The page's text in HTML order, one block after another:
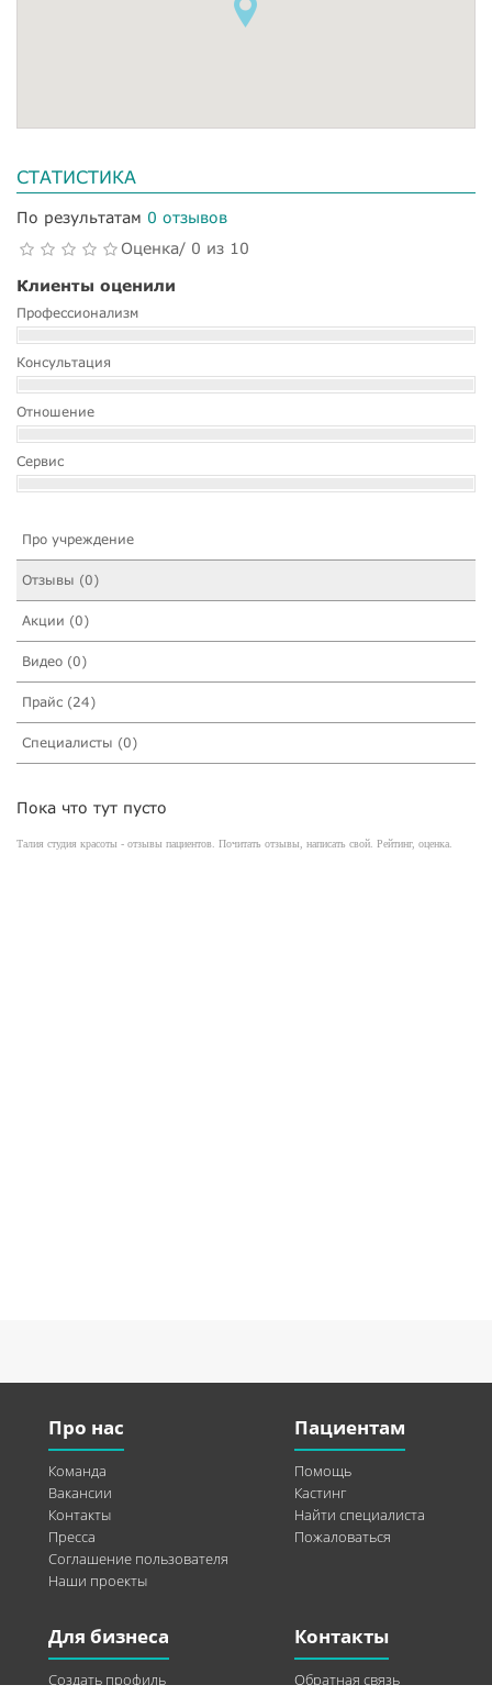
СТАТИСТИКА
По результатам 0 отзывов
Оценка/ 0 из 10
Клиенты оценили
Профессионализм
Консультация
Отношение
Сервис
Про учреждение
Отзывы (0)
Акции (0)
Видео (0)
Прайс (24)
Специалисты (0)
Пока что тут пусто
Талия студия красоты - отзывы пациентов. Почитать отзывы, написать свой. Рейтинг, оценка.
Про нас
Команда
Вакансии
Контакты
Пресса
Соглашение пользователя
Наши проекты
Пациентам
Помощь
Кастинг
Найти специалиста
Пожаловаться
Для бизнеса
Создать профиль
Контакты
Обратная связь